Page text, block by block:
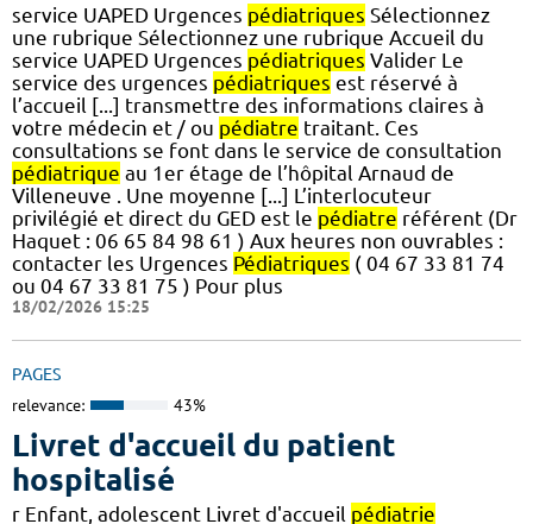
service UAPED Urgences pédiatriques Sélectionnez
une rubrique Sélectionnez une rubrique Accueil du
service UAPED Urgences pédiatriques Valider Le
service des urgences pédiatriques est réservé à
l’accueil [...] transmettre des informations claires à
votre médecin et / ou pédiatre traitant. Ces
consultations se font dans le service de consultation
pédiatrique au 1er étage de l’hôpital Arnaud de
Villeneuve . Une moyenne [...] L’interlocuteur
privilégié et direct du GED est le pédiatre référent (Dr
Haquet : 06 65 84 98 61 ) Aux heures non ouvrables :
contacter les Urgences Pédiatriques ( 04 67 33 81 74
ou 04 67 33 81 75 ) Pour plus
18/02/2026 15:25
PAGES
relevance: 43%
Livret d'accueil du patient
hospitalisé
r Enfant, adolescent Livret d'accueil pédiatrie